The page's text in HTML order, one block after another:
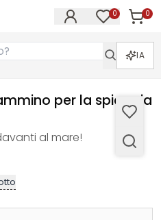
0 0
IA
per la spiaggia
al mare!